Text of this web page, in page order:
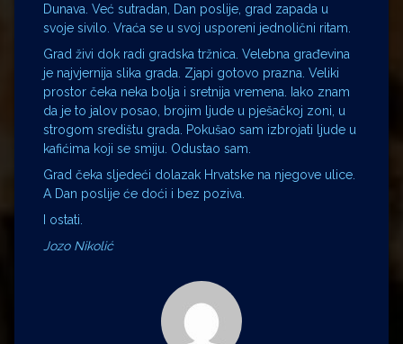
Dunava. Već sutradan, Dan poslije, grad zapada u
svoje sivilo. Vraća se u svoj usporeni jednolični ritam.
Grad živi dok radi gradska tržnica. Velebna građevina
je najvjernija slika grada. Zjapi gotovo prazna. Veliki
prostor čeka neka bolja i sretnija vremena. Iako znam
da je to jalov posao, brojim ljude u pješačkoj zoni, u
strogom središtu grada. Pokušao sam izbrojati ljude u
kafićima koji se smiju. Odustao sam.
Grad čeka sljedeći dolazak Hrvatske na njegove ulice.
A Dan poslije će doći i bez poziva.
I ostati.
Jozo Nikolić